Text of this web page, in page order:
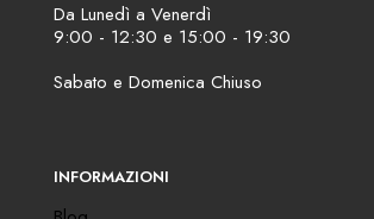
Da Lunedì a Venerdì
9:00 - 12:30 e 15:00 - 19:30
Sabato e Domenica Chiuso
INFORMAZIONI